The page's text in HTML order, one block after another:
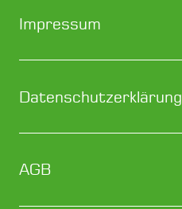
Impressum
Datenschutzerklärung
AGB